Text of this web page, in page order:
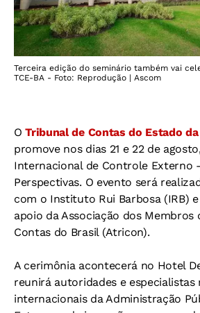
Terceira edição do seminário também vai
TCE-BA - Foto: Reprodução | Ascom
O Tribunal de Contas do Estado
promove nos dias 21 e 22 de
Internacional de Controle Externo
Perspectivas. O evento será
com o Instituto Rui Barbosa (IRB)
apoio da Associação dos Membros
Contas do Brasil (Atricon).
A cerimônia acontecerá no Hotel
reunirá autoridades e especialistas
internacionais da Administração